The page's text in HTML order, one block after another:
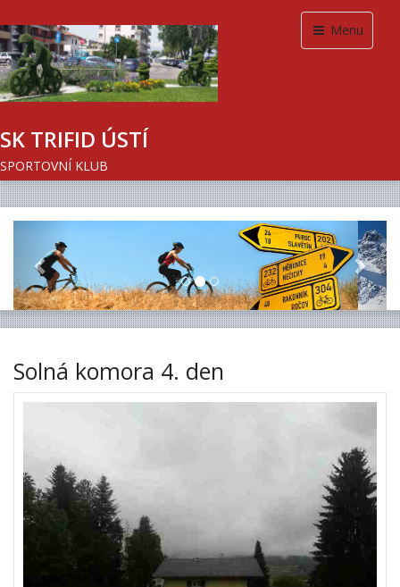
Menu
SK TRIFID ÚSTÍ
SPORTOVNÍ KLUB
Next
Solná komora 4. den